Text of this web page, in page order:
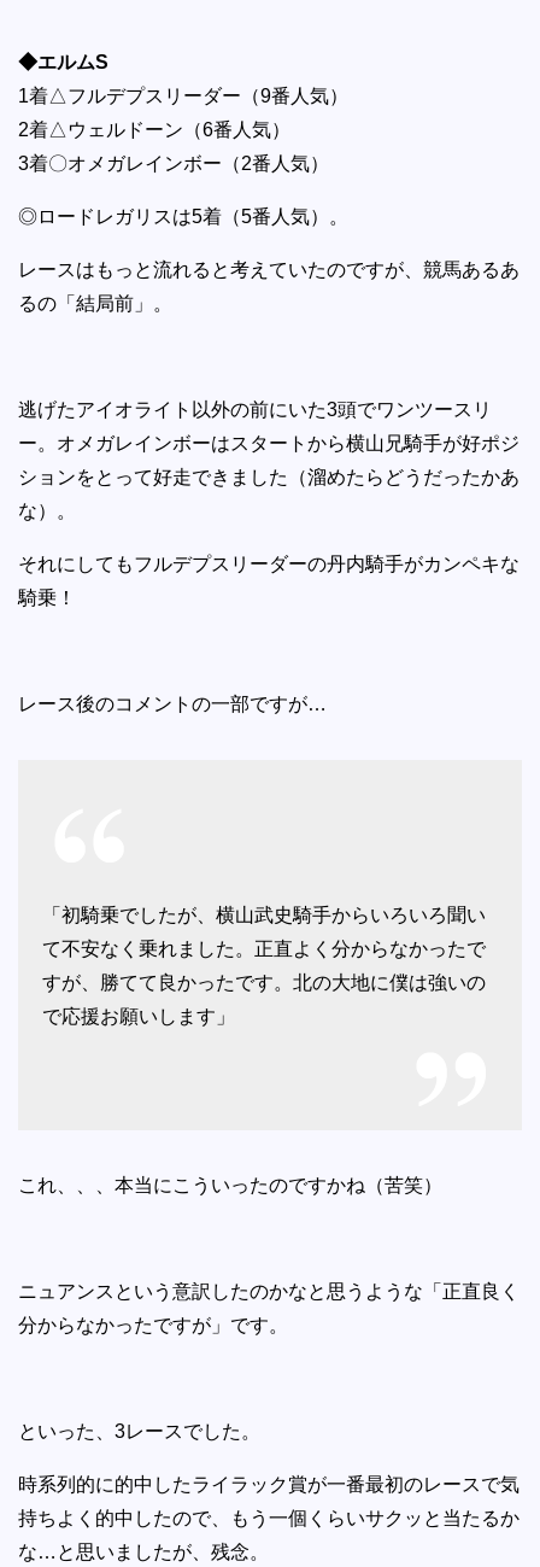
◆エルムS
1着△フルデプスリーダー（9番人気）
2着△ウェルドーン（6番人気）
3着〇オメガレインボー（2番人気）
◎ロードレガリスは5着（5番人気）。
レースはもっと流れると考えていたのですが、競馬あるあ
るの「結局前」。
逃げたアイオライト以外の前にいた3頭でワンツースリ
ー。オメガレインボーはスタートから横山兄騎手が好ポジ
ションをとって好走できました（溜めたらどうだったかあ
な）。
それにしてもフルデプスリーダーの丹内騎手がカンペキな
騎乗！
レース後のコメントの一部ですが…
「初騎乗でしたが、横山武史騎手からいろいろ聞い
て不安なく乗れました。正直よく分からなかったで
すが、勝てて良かったです。北の大地に僕は強いの
で応援お願いします」
これ、、、本当にこういったのですかね（苦笑）
ニュアンスという意訳したのかなと思うような「正直良く
分からなかったですが」です。
といった、3レースでした。
時系列的に的中したライラック賞が一番最初のレースで気
持ちよく的中したので、もう一個くらいサクッと当たるか
な…と思いましたが、残念。